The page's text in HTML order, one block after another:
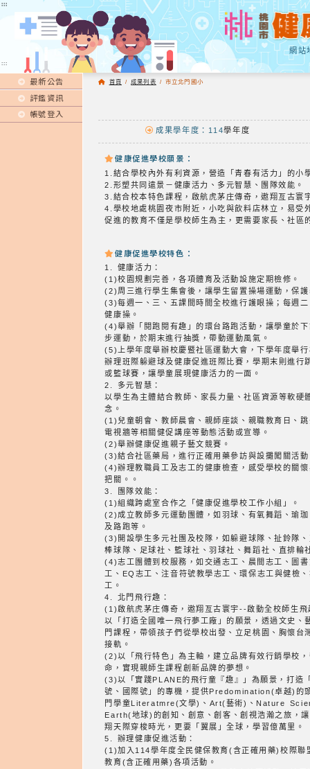
:::
網站
:::
最新公告
評鑑資訊
帳號登入
首頁 / 成果列表 / 市立北門國小
成果學年度：114學年度
健康促進學校願景：
1.結合學校內外有利資源，營造「青春有活力」的小
2.形塑共同遠景－健康活力、多元智慧、團隊效能。
3.結合校本特色課程，啟航虎茅庄傳奇，遨翔亙古寰
4.學校地處桃園夜市附近，小吃與飲料店林立，易受
促進的教育不僅是學校師生為主，更需要家長、社
健康促進學校特色：
1. 健康活力：
(1)校園規劃完善，各項體育及活動設施定期檢修。
(2)周三進行學生集會後，讓學生留置操場運動，保
(3)每週一、三、五課間時間全校進行護眼操；每週
健康操。
(4)舉辦「閱跑閱有趣」的環台路跑活動，讓學童於
步運動，於期末進行抽獎，帶動運動風氣。
(5)上學年度舉辦校慶暨社區運動大會，下學年度舉
辦理班際躲避球及健康促進班際比賽，學期末則進行
或籃球賽，讓學童展現健康活力的一面。
2. 多元智慧：
以學生為主體結合教師、家長力量、社區資源等軟
念。
(1)兒童朝會、教師晨會、親師座談、親職教育日、
電視牆等相關健促講座等動態活動或宣導。
(2)舉辦健康促進親子藝文競賽。
(3)結合社區藥局，進行正確用藥參訪與設攤闖關活
(4)辦理教職員工及志工的健康檢查，感受學校的關
把關。。
3. 團隊效能：
(1)組織跨處室合作之「健康促進學校工作小組」。
(2)成立教師多元運動團體，如羽球、有氧舞蹈、瑜
及路跑等。
(3)開設學生多元社團及校隊，如躲避球隊、扯鈴隊
棒球隊、足球社、籃球社、羽球社、舞蹈社、直排輪
(4)志工團體到校服務，如交通志工、晨間志工、圖
工、EQ志工、注音符號教學志工、環保志工與健檢
工。
4. 北門飛行趣：
(1)啟航虎茅庄傳奇，遨翔亙古寰宇--啟動全校師生飛
以「打造全國唯一飛行夢工廠」的願景，透過文史、
門課程，帶領孩子們從學校出發、立足桃園、胸懷台
接軌。
(2)以「飛行特色」為主軸，建立品牌有效行銷學校
命，實現親師生課程創新品牌的夢想。
(3)以「實踐PLANE的飛行童『趣』」為願景，打造
號、國際號」的專機，提供Predomination(卓越)的
門學童Literatmre(文學)、Art(藝術)、Nature
Earth(地球)的創知、創意、創客、創視浩瀚之旅，
翔天際穿梭時光，更要「翼展」全球，學習億萬里。
5. 辦理健康促進活動：
(1)加入114學年度全民健保教育(含正確用藥)校際聯
教育(含正確用藥)各項活動。
:::